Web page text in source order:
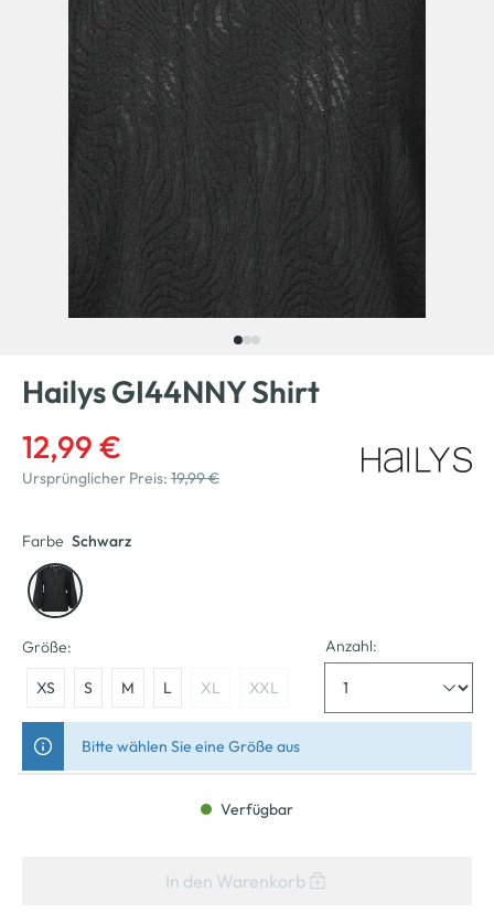
Hailys GI44NNY Shirt
12,99 €
Ursprünglicher Preis: 19,99 €
Farbe Schwarz
Größe:
XS S M L XL XXL
Anzahl:
Bitte wählen Sie eine Größe aus
Verfügbar
In den Warenkorb